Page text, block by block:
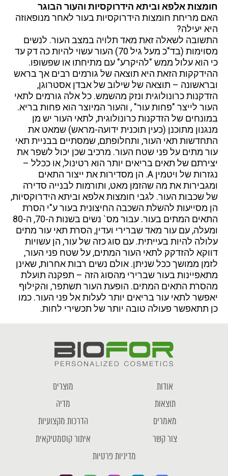
חומצות אלפא וביתא הידרוקסיות והעור הבוגר
האם מריחת חומצות הידרוקסיות בעור לאחר מנופאוזה
היא יעילה?
התשובה לשאלה זאת מאד תלויה במצב העור. לנשים
מסוימות (בד"כ מעל גיל 70) העור עשוי להיות כה דק עד
כי הוא עלול ממש "להיקרע" עם מתיחתו או שפשופו.
ההידקקות הזאת היא תוצאה של גורמים רבים אך בראש
ובראשונה – תוצאה של שילוב של אבדן אסטרוגן,
הזדקנות כרונולוגית ונזק מהשמש. כל אלה גורמים לתאי
העור לייצר "פחות עור" , והעור המיוצר הוא פחות בריא.
במונחים של הזדקנות כרונולוגית, לתאי העור יש מן
מנגנון מתוכנן (כעין תוכנית ידועה-מראש) שמאט את
התחדשות תאי העור, ותחלופתם, שמסתיים בבניית תאי
עור מתים על פני שטח העור. מרכיב שכן יכול לשפר את
יצירתם של תאים בריאים יותר הוא רטינול, או ככלל –
נגזרות של ויטמין A. הן מסדירות את ייצור התאים
ומגבירות את מה שהזמן מאט, ותורמות לבנייה סדירה
של שכבות העור. לגבי חומצות אלפא וביתא הידרוקסיות,
הן מסייעות להשלת השכבה החיצונית בעור ע"י הסרת
התאים המתים בעור. עבור מס` נשים בשנות ה-70, ה-80
ומעלה, עם עור מאד שברירי ועדין, הסרת תאי עור מתים
עלולה להיות בעייתית. עם סוג כזה של עור, הן עשויות
דווקא להזדקק לתאי העור המתים, על שטח פני העור,
לזמן ממושך ככל שניתן. אולם נשים רבות אחרות, שאינן
מתאפיינות בעור שברירי מהסוג הזה – תפקנה תועלת
מהסרת התאים המתים. הופעת העור תשתפר, והקילוף
יאפשר לתאי עור בריאים יותר לעלות אל פני העור. כמו
כן תתאפשר פעולה טובה יותר של תכשירי לחות.
אודות
מוצרים
תוצאות
מדיה
מאמרים
הדרכות מקצועיות
צור קשר
איתור קוסמטיקאית
מדיניות פרטיות